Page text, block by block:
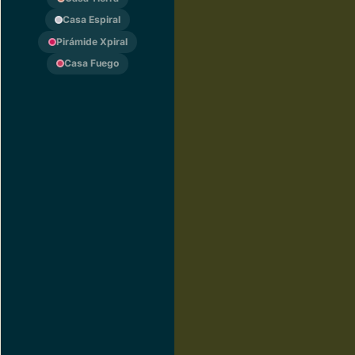
Casa Espiral
Pirámide Xpiral
Casa Fuego